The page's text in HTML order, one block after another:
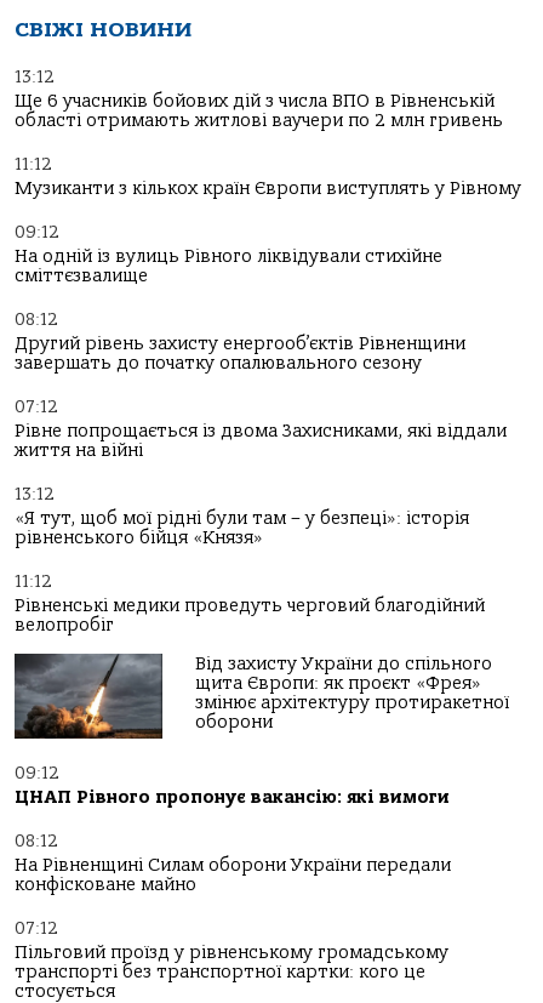
СВІЖІ НОВИНИ
13:12
Ще 6 учасників бойових дій з числа ВПО в Рівненській
області отримають житлові ваучери по 2 млн гривень
11:12
Музиканти з кількох країн Європи виступлять у Рівному
09:12
На одній із вулиць Рівного ліквідували стихійне
сміттєзвалище
08:12
Другий рівень захисту енергооб’єктів Рівненщини
завершать до початку опалювального сезону
07:12
Рівне попрощається із двома Захисниками, які віддали
життя на війні
13:12
«Я тут, щоб мої рідні були там – у безпеці»: історія
рівненського бійця «Князя»
11:12
Рівненські медики проведуть черговий благодійний
велопробіг
Від захисту України до спільного
щита Європи: як проєкт «Фрея»
змінює архітектуру протиракетної
оборони
09:12
ЦНАП Рівного пропонує вакансію: які вимоги
08:12
На Рівненщині Силам оборони України передали
конфісковане майно
07:12
Пільговий проїзд у рівненському громадському
транспорті без транспортної картки: кого це
стосується